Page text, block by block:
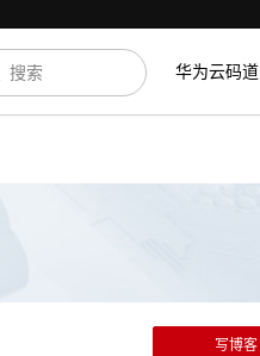
华为云码道
写博客